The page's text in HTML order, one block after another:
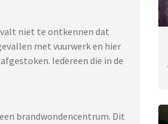
valt niet te ontkennen dat
met vuurwerk en hier
Iedereen die in de
brandwondencentrum. Dit